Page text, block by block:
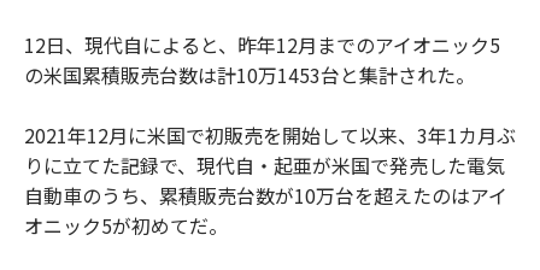
12日、現代自によると、昨年12月までのアイオニック5
の米国累積販売台数は計10万1453台と集計された。
2021年12月に米国で初販売を開始して以来、3年1カ月ぶ
りに立てた記録で、現代自・起亜が米国で発売した電気
自動車のうち、累積販売台数が10万台を超えたのはアイ
オニック5が初めてだ。